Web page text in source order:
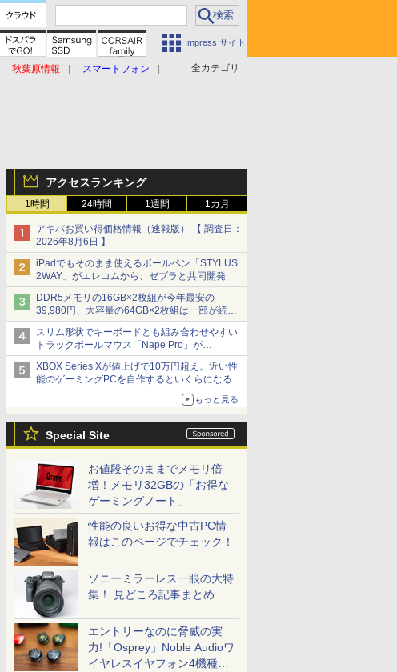
Impress サイト
全カテゴリ
秋葉原情報
スマートフォン
アクセスランキング
1時間 24時間 1週間 1カ月
アキバお買い得価格情報（速報版） 【 調査日：
2026年8月6日 】
iPadでもそのまま使えるボールペン「STYLUS
2WAY」がエレコムから、ゼブラと共同開発
DDR5メモリの16GB×2枚組が今年最安の
39,980円、大容量の64GB×2枚組は一部が続騰
[8月前半のメモリ価格]
スリム形状でキーボードとも組み合わせやすい
トラックボールマウス「Nape Pro」が
Keychronから
XBOX Series Xが値上げで10万円超え。近い性
能のゲーミングPCを自作するといくらになる？
【石田賀津男の『酒の肴にPCゲーム』】
もっと見る
Special Site
お値段そのままでメモリ倍
増！メモリ32GBの「お得な
ゲーミングノート」
性能の良いお得な中古PC情
報はこのページでチェック！
ソニーミラーレス一眼の大特
集！ 見どころ記事まとめ
エントリーなのに脅威の実
力!「Osprey」Noble Audioワ
イヤレスイヤフォン4機種を